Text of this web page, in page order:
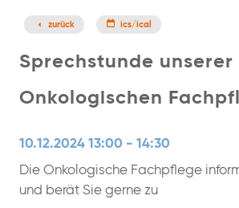
Sprechstunde unserer
Onkologischen
10.12.2024 13:00 - 14:30
Die Onkologische Fachpflege
und berät Sie gerne zu
zurück ics/ical